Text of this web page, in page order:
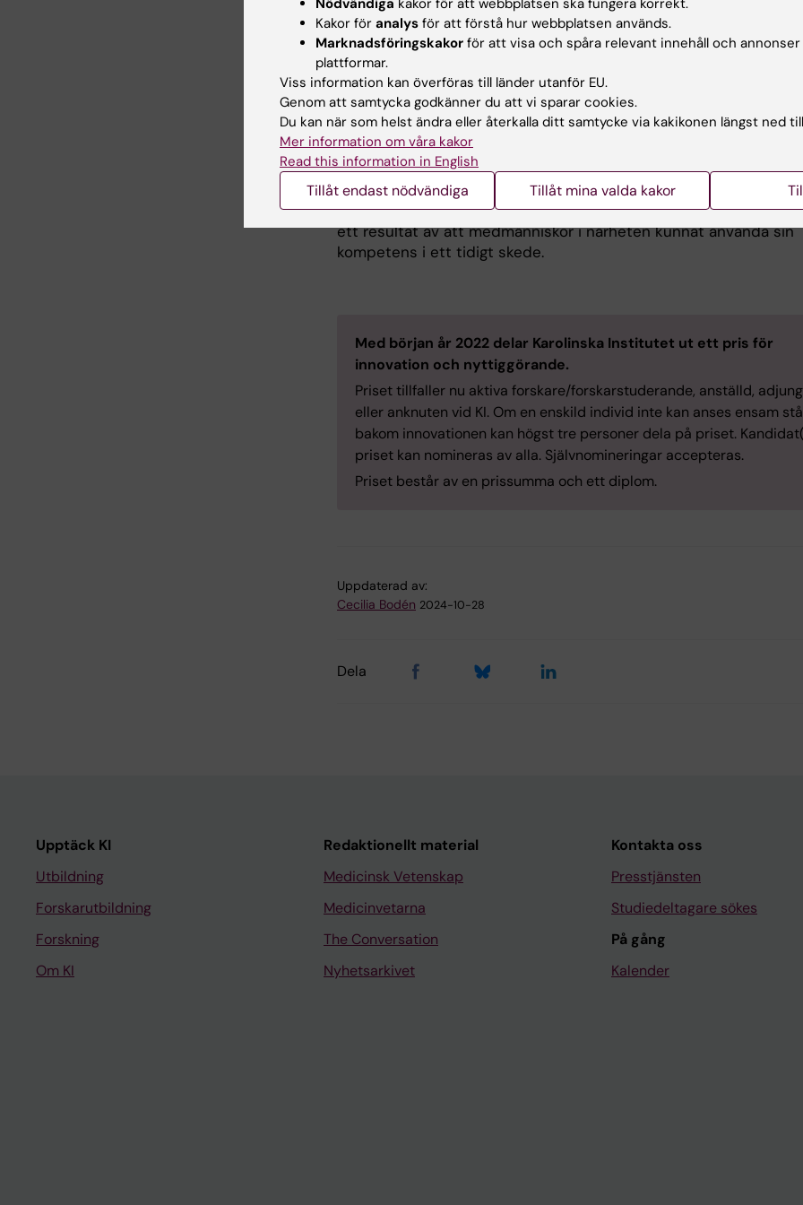
och innovation och stort tack till alla kollegor och alla fantastiska
frivilliga livräddare ,säger professorJacob Hollenberg
Centrum för Hjärtstoppsforskning,institutionen för klinisk
och utbildning, Södersjukhuset
vid Södersjukhuset.
Från att idén grundlades 2008 fram till idag 2024 har systemet
utvecklats, spridits och rönt mycket stor internationell
uppmärksamhet. Resultat från forskningsprojektet har
välrenommerade tidskrifter som till exempel New England
Medicine. Dessutom har ett flertal personer överlevt hjärtstopp
ett resultat av att medmänniskor i närheten kunnat använda sin
kompetens i ett tidigt skede.
Med början år 2022 delar Karolinska Institutet ut ett pris för
innovation och nyttiggörande.
Priset tillfaller nu aktiva forskare/forskarstuderande, anställd,
eller anknuten vid KI. Om en enskild individ inte kan anses ensam stå
bakom innovationen kan högst tre personer dela på priset.
priset kan nomineras av alla. Självnomineringar accepteras.
Priset består av en prissumma och ett diplom.
Uppdaterad av:
Cecilia Bodén 2024-10-28
Dela
Upptäck KI
Utbildning
Forskarutbildning
Forskning
Om KI
Redaktionellt material
Medicinsk Vetenskap
Medicinvetarna
The Conversation
Nyhetsarkivet
Kontakta oss
Presstjänsten
Studiedeltagare sökes
På gång
Kalender
Nödvändiga kakor för att webbplatsen ska fungera korrekt.
Kakor för analys för att förstå hur webbplatsen används.
Marknadsföringskakor för att visa och spåra relevant innehåll och
plattformar.
Viss information kan överföras till länder utanför EU.
Genom att samtycka godkänner du att vi sparar cookies.
Du kan när som helst ändra eller återkalla ditt samtycke via kakikonen längst ned
Mer information om våra kakor
Read this information in English
Tillåt endast nödvändiga Tillåt mina valda kakor